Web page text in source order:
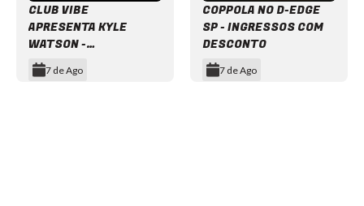
CLUB VIBE
APRESENTA KYLE
WATSON -
INGRESSOS COM
DESCONTO
7 de Ago
COPPOLA NO D-EDGE
SP - INGRESSOS COM
DESCONTO
7 de Ago